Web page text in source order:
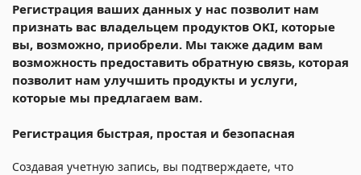
Регистрация ваших данных у нас позволит нам
признать вас владельцем продуктов OKI, которые
вы, возможно, приобрели. Мы также дадим вам
возможность предоставить обратную связь, которая
позволит нам улучшить продукты и услуги,
которые мы предлагаем вам.
Регистрация быстрая, простая и безопасная
Создавая учетную запись, вы подтверждаете, что